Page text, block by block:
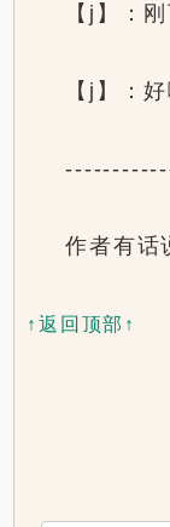
【j】：
【j】：
作者有话
↑返回顶部↑